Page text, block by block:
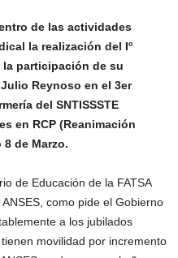
de las actividades
la realización del Iº
la participación de su
Reynoso en el 3er
del SNTISSSTE
en RCP (Reanimación
de Marzo.
de Educación de la FATSA
como pide el Gobierno
a los jubilados
movilidad por incremento